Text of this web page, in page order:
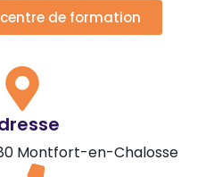
de formation
Montfort-en-Chalosse